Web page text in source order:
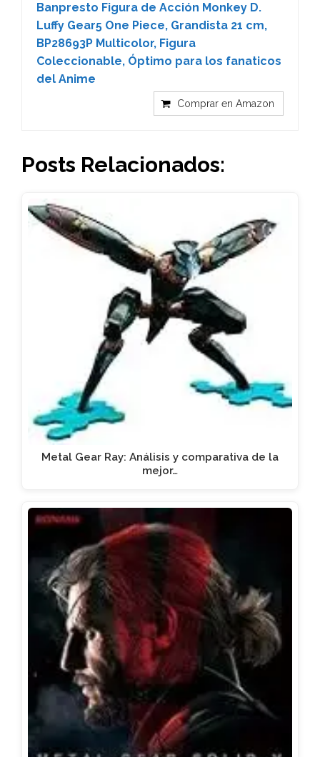
Banpresto Figura de Acción Monkey D.
Luffy Gear5 One Piece, Grandista 21 cm,
BP28693P Multicolor, Figura
Coleccionable, Óptimo para los fanaticos
del Anime
Comprar en Amazon
Posts Relacionados:
Metal Gear Ray: Análisis y comparativa de la
mejor…